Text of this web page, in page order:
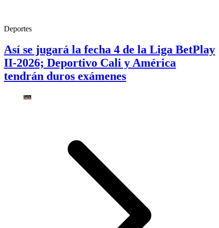
Deportes
Así se jugará la fecha 4 de la Liga BetPlay
II-2026; Deportivo Cali y América
tendrán duros exámenes